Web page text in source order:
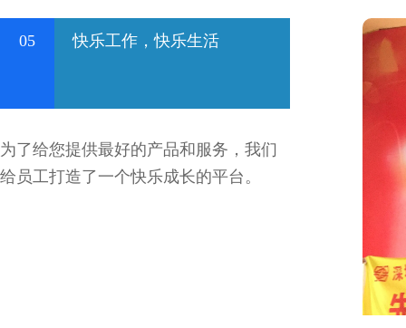
05 快乐工作，快乐生活
为了给您提供最好的产品和服务，我们
给员工打造了一个快乐成长的平台。